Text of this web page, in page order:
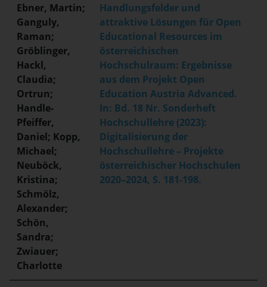
Ebner, Martin;
Ganguly,
Raman;
Gröblinger,
Hackl,
Claudia;
Ortrun;
Handle-
Pfeiffer,
Daniel; Kopp,
Michael;
Neuböck,
Kristina;
Schmölz,
Alexander;
Schön,
Sandra;
Zwiauer;
Charlotte
Handlungsfelder und
attraktive Lösungen für Open
Educational Resources im
österreichischen
Hochschulraum: Ergebnisse
aus dem Projekt Open
Education Austria Advanced.
In: Bd. 18 Nr. Sonderheft
Hochschullehre (2023):
Digitalisierung der
Hochschullehre – Projekte
österreichischer Hochschulen
2020–2024, S. 181-198.